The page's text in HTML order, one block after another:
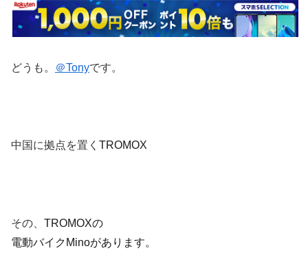
どうも。 ＠Tonyです。
中国に拠点を置く TROMOX
その、 TROMOXの
電動バイクMinoがあります。